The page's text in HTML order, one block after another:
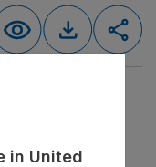
in United